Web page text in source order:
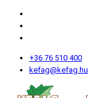
+36 76 510 400
kefag@kefag.hu